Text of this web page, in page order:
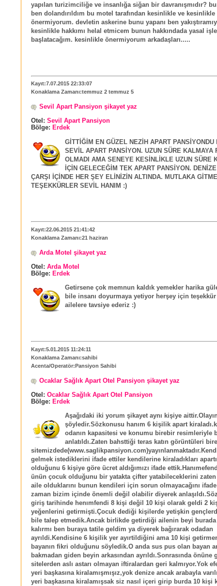
yapılan turizimciliğe ve insanlığa siğan bir davranışmıdır?
ben dolandırıldım bu motel tarafından kesinlikle ve kesinlikle
önermiyorum. devletin askerine bunu yapanı ben
kesinlikle hakkımı helal etmicem bunun hakkındada yasal
başlatacağım. kesinlikle önermiyorum arkadaşları.....
Kayıt:7.07.2015 22:33:07
Konaklama Zamanı:temmuz 2 temmuz 5
Sevil Apart Pansiyon şikayet yaz
Otel: Sevil Apart Pansiyon
Bölge: Erdek
GİTTİĞİM EN GÜZEL NEZİH APART PANSİYONDU
SEVİL APART PANSİYON. UZUN SÜRE KALMAYA
OLMADI AMA SENEYE KESİNLİKLE UZUN SÜRE
İÇİN GELECEĞİM TEK APART PANSİYON.
ÇARŞI İÇİNDE HER ŞEY ELİNİZİN ALTINDA. MUTLAKA
TEŞEKKÜRLER SEVİL HANIM :)
Kayıt:22.06.2015 21:41:42
Konaklama Zamanı:21 haziran
Arda Motel şikayet yaz
Otel: Arda Motel
Bölge: Erdek
Getirsene çok memnun kaldık yemekler harika
bile insanı doyurmaya yetiyor herşey için
ailelere tavsiye ederiz :)
Kayıt:5.01.2015 11:24:11
Konaklama Zamanı:sahibi
Acenta/Operatör:Pansiyon Sahibi
Ocaklar Sağlık Apart Otel Pansiyon şikayet yaz
Otel: Ocaklar Sağlık Apart Otel Pansiyon
Bölge: Erdek
Aşağıdaki iki yorum şikayet aynı kişiye
şöyledir.Sözkonusu hanım 6 kişilik apart
odanın kapasitesi ve konumu birebir resimleriyle
anlatıldı.Zaten bahsttiği teras katın görüntüleri
gelmek istediklerini ifade ettiler kendilerine kiraladıkları
olduğunu 6 kişiye göre ücret aldığımızı ifade
ünün çocuk olduğunu bir yatakta çifter yatabileceklerini zaten
aile olduklarını bunun kendileri için sorun olmayacağını
zaman bizim içinde önemli değil olabilir diyerek
giriş tarihinde henımfendi 8 kişi değil 10 kişi olarak geldi 2
yeğenlerini getirmişti.Çocuk dediği kişilerde yetişkin
bile talep etmedik.Ancak birlikde getirdiği ailenin beyi
kalırmı ben buraya tatile geldim ya diyerek bağırarak odadan
ayrıldi.Kendisine 6 kişilik yer ayırtildiğini ama 10 kişi
bayanın fikri olduğunu söyledik.O anda sus pus olan bayan
bakmadan giden beyin arkasından ayrıldı.Sonrasında önüne
sitelerden aslı astarı olmayan iftiralardan geri kalmıyor.Yok
yeri başkasına kiralamışmışız,yok denize ancak arabayla
yeri başkasına kiralamışsak siz nasıl içeri girip burda 10 kişi